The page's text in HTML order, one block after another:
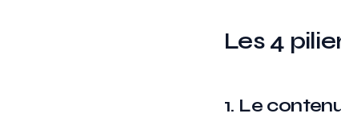
Les 4
1. Le